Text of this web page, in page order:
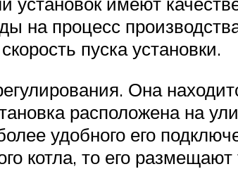
процесс
пуска установки.
Она
расположена на
удобного его
котла, то его